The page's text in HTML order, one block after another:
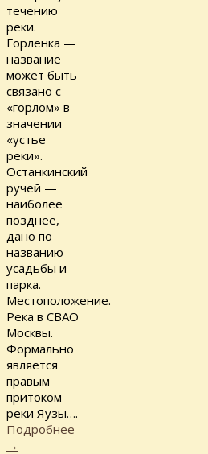
течению
реки.
Горленка —
название
может быть
связано с
«горлом» в
значении
«устье
реки».
Останкинский
ручей —
наиболее
позднее,
дано по
названию
усадьбы и
парка.
Местоположение.
Река в СВАО
Москвы.
Формально
является
правым
притоком
реки Яузы….
Подробнее
→